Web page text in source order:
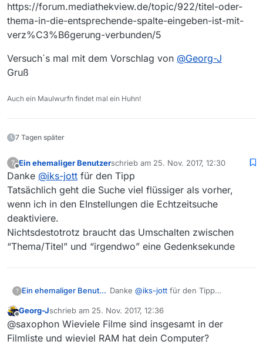
https://forum.mediathekview.de/topic/922/titel-oder-
thema-in-die-entsprechende-spalte-eingeben-ist-mit-
verz%C3%B6gerung-verbunden/5
Versuch´s mal mit dem Vorschlag von @Georg-J
Gruß
Auch ein Maulwurfn findet mal ein Huhn!
7 Tagen später
?
Offline
Ein ehemaliger Benutzerschrieb am 25. Nov. 2017, 12:30
zuletzt editiert von
Danke @iks-jott für den Tipp
Tatsächlich geht die Suche viel flüssiger als vorher,
wenn ich in den EInstellungen die Echtzeitsuche
deaktiviere.
Nichtsdestotrotz braucht das Umschalten zwischen
“Thema/Titel” und “irgendwo” eine Gedenksekunde
? Ein ehemaliger Benutzer Danke @iks-jott für den Tipp
flüssiger als vorher, wenn ich in den
EInstellungen die Echtzeitsuche
deaktiviere.
Georg-Jschrieb am 25. Nov. 2017, 12:36
zuletzt editiert von
@saxophon Wieviele Filme sind insgesamt in der
Filmliste und wieviel RAM hat dein Computer?